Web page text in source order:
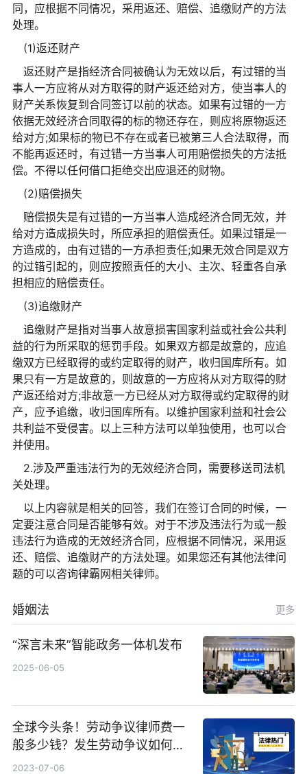
同，应根据不同情况，采用返还、赔偿、追缴财产的方法
处理。
(1)返还财产
返还财产是指经济合同被确认为无效以后，有过错的当
事人一方应将从对方取得的财产返还给对方，使当事人的
财产关系恢复到合同签订以前的状态。如果有过错的一方
依据无效经济合同取得的标的物还存在，则应将原物返还
给对方;如果标的物已不存在或者已被第三人合法取得，而
不能再返还时，有过错一方当事人可用赔偿损失的方法抵
偿。不得以任何借口拒绝交出应退还的财物。
(2)赔偿损失
赔偿损失是有过错的一方当事人造成经济合同无效，并
给对方造成损失时，所应承担的赔偿责任。如果过错是一
方造成的，由有过错的一方承担责任;如果无效合同是双方
的过错引起的，则应按照责任的大小、主次、轻重各自承
担相应的赔偿责任。
(3)追缴财产
追缴财产是指对当事人故意损害国家利益或社会公共利
益的行为所采取的惩罚手段。如果双方都是故意的，应追
缴双方已经取得的或约定取得的财产，收归国库所有。如
果只有一方是故意的，则故意的一方应将从对方取得的财
产返还给对方;非故意一方已经从对方取得或约定取得的财
产，应予追缴，收归国库所有。以维护国家利益和社会公
共利益不受侵害。以上三种方法可以单独使用，也可以合
并使用。
2.涉及严重违法行为的无效经济合同，需要移送司法机
关处理。
以上内容就是相关的回答，我们在签订合同的时候，一
定要注意合同是否能够有效。对于不涉及违法行为或一般
违法行为造成的无效经济合同，应根据不同情况，采用返
还、赔偿、追缴财产的方法处理。如果您还有其他法律问
题的可以咨询律霸网相关律师。
婚姻法 更多
“深言未来”智能政务一体机发布
2025-06-05
全球今头条！劳动争议律师费一
般多少钱？发生劳动争议如何算
工资？
2023-07-06